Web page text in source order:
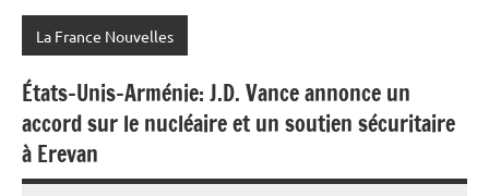
La France Nouvelles
États-Unis-Arménie: J.D. Vance annonce un
accord sur le nucléaire et un soutien sécuritaire
à Erevan